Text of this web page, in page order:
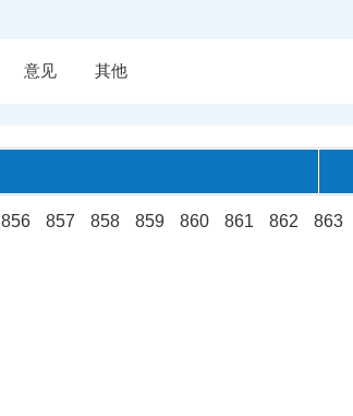
意见 其他
856 857 858 859 860 861 862 863